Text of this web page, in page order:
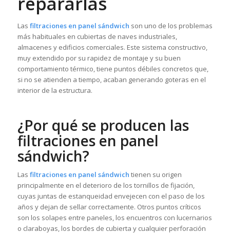
Las filtraciones en panel sándwich son uno de los problemas
más habituales en cubiertas de naves industriales,
almacenes y edificios comerciales. Este sistema constructivo,
muy extendido por su rapidez de montaje y su buen
comportamiento térmico, tiene puntos débiles concretos que,
si no se atienden a tiempo, acaban generando goteras en el
interior de la estructura.
¿Por qué se producen las
filtraciones en panel
sándwich?
Las filtraciones en panel sándwich tienen su origen
principalmente en el deterioro de los tornillos de fijación,
cuyas juntas de estanqueidad envejecen con el paso de los
años y dejan de sellar correctamente. Otros puntos críticos
son los solapes entre paneles, los encuentros con lucernarios
o claraboyas, los bordes de cubierta y cualquier perforación